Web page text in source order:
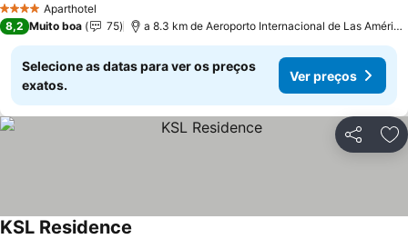
4 EstrelasAparthotel
8,2 Muito boa 75 a 8.3 km de Aeroporto Internacional de Las Américas
Selecione as datas para ver os preços
exatos.
Ver preços
Partilhar
KSL Residence